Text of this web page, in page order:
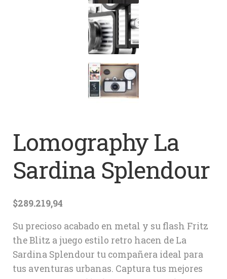
Lomography La
Sardina Splendour
$289.219,94
Su precioso acabado en metal y su flash Fritz
the Blitz a juego estilo retro hacen de La
Sardina Splendour tu compañera ideal para
tus aventuras urbanas. Captura tus mejores